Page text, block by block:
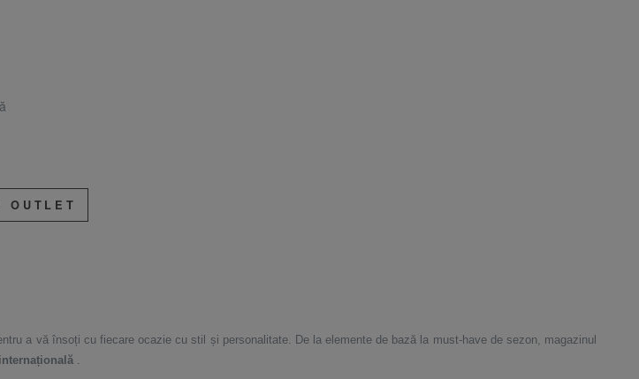
OUTLET
a vă însoți cu fiecare ocazie cu stil și personalitate. De la elemente de bază la must-have de sezon, magazinul
.